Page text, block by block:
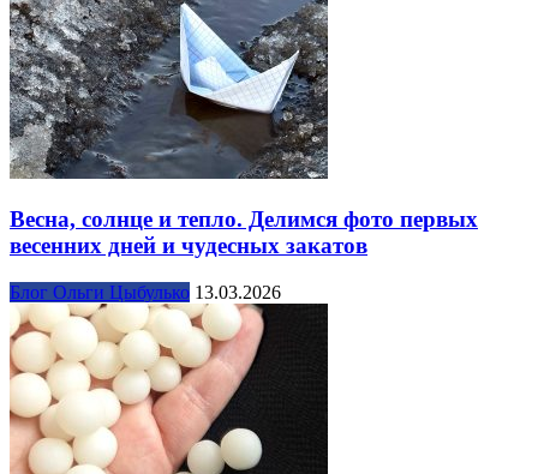
Весна, солнце и тепло. Делимся фото первых
весенних дней и чудесных закатов
Блог Ольги Цыбулько 13.03.2026